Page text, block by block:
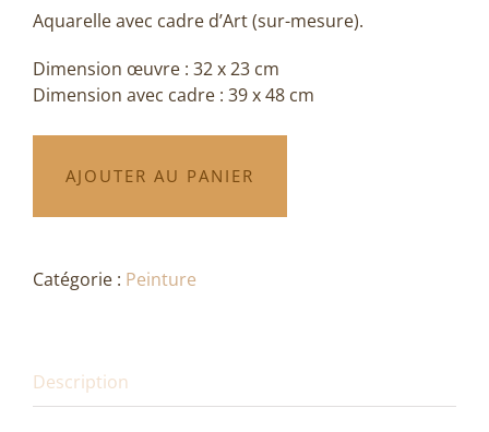
Aquarelle avec cadre d’Art (sur-mesure).
Dimension œuvre : 32 x 23 cm
Dimension avec cadre : 39 x 48 cm
AJOUTER AU PANIER
Alternative:
Catégorie : Peinture
Description